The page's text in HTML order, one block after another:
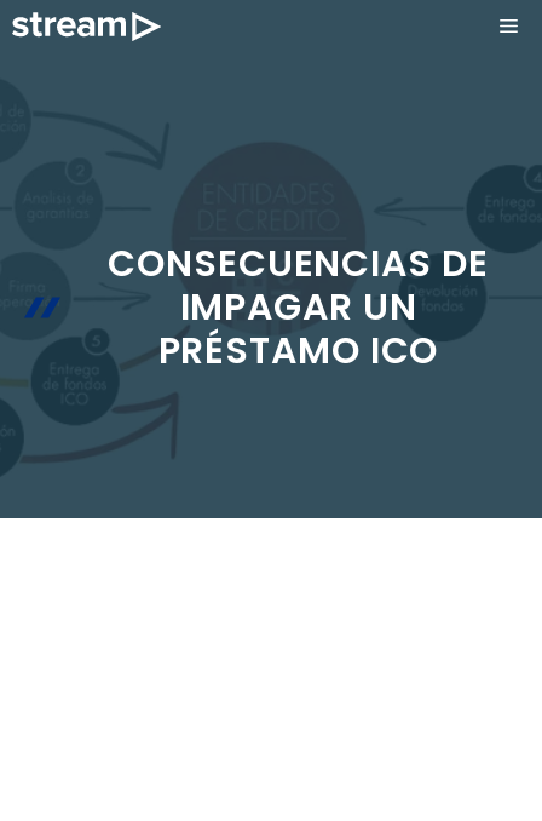
Saltar
CONSECUENCIAS DE
IMPAGAR UN
PRÉSTAMO ICO